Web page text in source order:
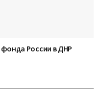
России в ДНР